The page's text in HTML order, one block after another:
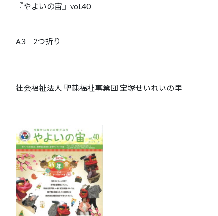
『やよいの宙』vol.40
A3 2つ折り
社会福祉法人 聖隷福祉事業団 宝塚せいれいの里